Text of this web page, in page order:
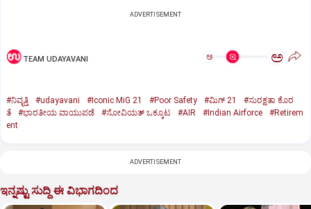
ADVERTISEMENT
TEAM UDAYAVANI ಅ ಅ
#ನಿವೃತ್ತಿ #udayavani #Iconic MiG 21 #Poor Safety #ಮಿಗ್‌ 21
#ಸುರಕ್ಷತಾ ಕೊರ
ತೆ
#ಭಾರತೀಯ ವಾಯುಪಡೆ #ಸೋವಿಯತ್‌ ಒಕ್ಕೂಟ #AIR #Indian Airforce
#Retirem
ent
ADVERTISEMENT
ಇನ್ನಷ್ಟು ಸುದ್ದಿ ಈ ವಿಭಾಗದಿಂದ